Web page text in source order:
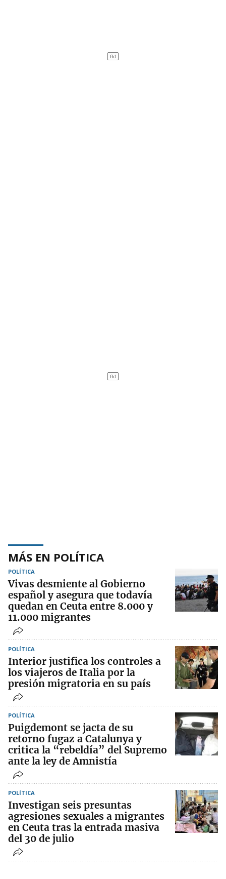
MÁS EN POLÍTICA
POLÍTICA
Vivas desmiente al Gobierno
español y asegura que todavía
quedan en Ceuta entre 8.000 y
11.000 migrantes
POLÍTICA
Interior justifica los controles a
los viajeros de Italia por la
presión migratoria en su país
POLÍTICA
Puigdemont se jacta de su
retorno fugaz a Catalunya y
critica la “rebeldía” del Supremo
ante la ley de Amnistía
POLÍTICA
Investigan seis presuntas
agresiones sexuales a migrantes
en Ceuta tras la entrada masiva
del 30 de julio